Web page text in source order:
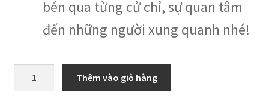
bén qua từng cử chỉ, sự quan tâm
đến những người xung quanh nhé!
Thêm vào giỏ hàng